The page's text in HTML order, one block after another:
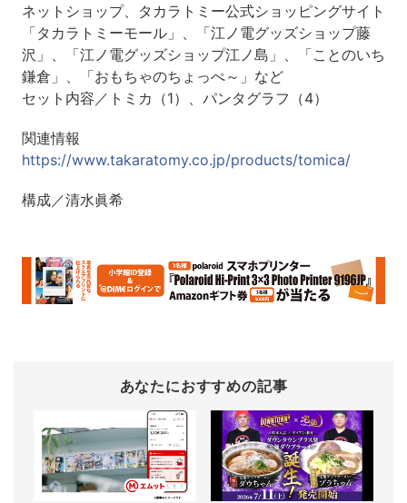
ネットショップ、タカラトミー公式ショッピングサイト
「タカラトミーモール」、「江ノ電グッズショップ藤
沢」、「江ノ電グッズショップ江ノ島」、「ことのいち
鎌倉」、「おもちゃのちょっぺ～」など
セット内容／トミカ（1）、パンタグラフ（4）
関連情報
https://www.takaratomy.co.jp/products/tomica/
構成／清水眞希
あなたにおすすめの記事